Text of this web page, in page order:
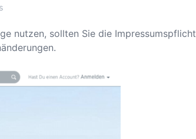
nutzen, sollten Sie die Impressumspflicht